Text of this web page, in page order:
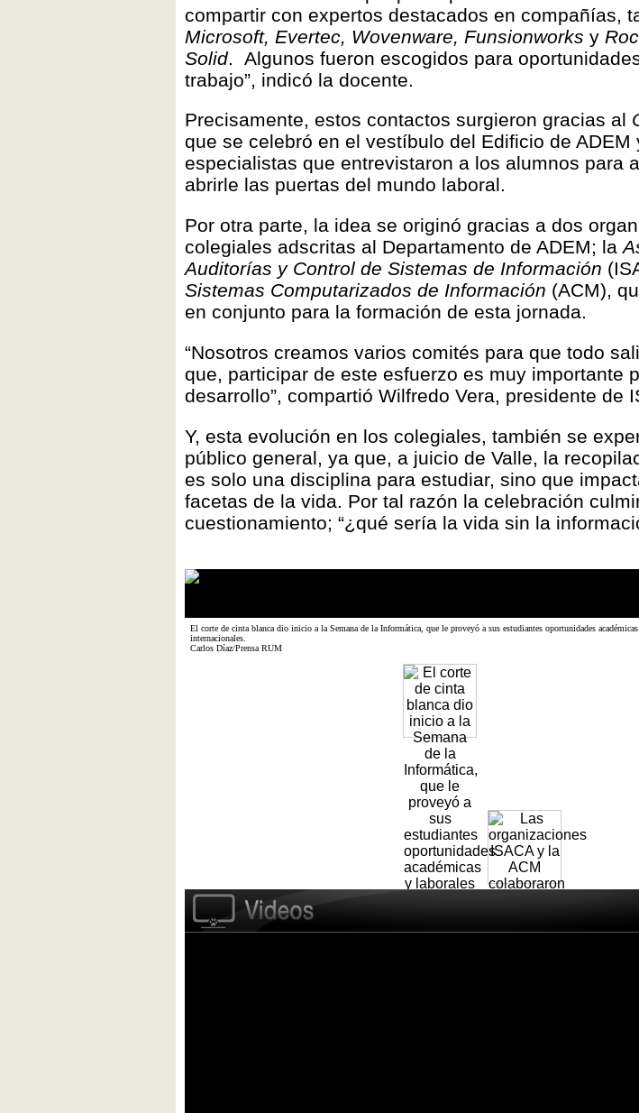
compartir con expertos destacados en compañías,
Microsoft, Evertec, Wovenware, Funsionworks y
Solid. Algunos fueron escogidos para
trabajo”, indicó la docente.
Precisamente, estos contactos surgieron gracias al
que se celebró en el vestíbulo del Edificio de ADEM
especialistas que entrevistaron a los alumnos para
abrirle las puertas del mundo laboral.
Por otra parte, la idea se originó gracias a dos
colegiales adscritas al Departamento de ADEM; la
Auditorías y Control de Sistemas de Información
Sistemas Computarizados de Información (ACM),
en conjunto para la formación de esta jornada.
“Nosotros creamos varios comités para que todo
que, participar de este esfuerzo es muy importante
desarrollo”, compartió Wilfredo Vera, presidente de
Y, esta evolución en los colegiales, también se
público general, ya que, a juicio de Valle, la
es solo una disciplina para estudiar, sino que
facetas de la vida. Por tal razón la celebración
cuestionamiento; “¿qué sería la vida sin la
El corte de cinta blanca dio inicio a la Semana de la Informática, que le proveyó a sus estudiantes oportunidades
internacionales.
Carlos Díaz/Prensa RUM